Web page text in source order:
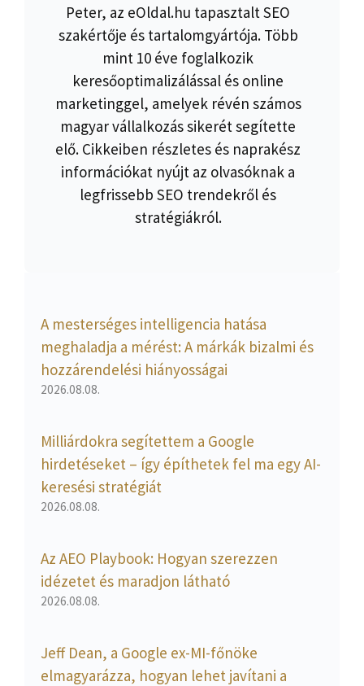
Peter, az eOldal.hu tapasztalt SEO
szakértője és tartalomgyártója. Több
mint 10 éve foglalkozik
keresőoptimalizálással és online
marketinggel, amelyek révén számos
magyar vállalkozás sikerét segítette
elő. Cikkeiben részletes és naprakész
információkat nyújt az olvasóknak a
legfrissebb SEO trendekről és
stratégiákról.
A mesterséges intelligencia hatása
meghaladja a mérést: A márkák bizalmi és
hozzárendelési hiányosságai
2026.08.08.
Milliárdokra segítettem a Google
hirdetéseket – így építhetek fel ma egy AI-
keresési stratégiát
2026.08.08.
Az AEO Playbook: Hogyan szerezzen
idézetet és maradjon látható
2026.08.08.
Jeff Dean, a Google ex-MI-főnöke
elmagyarázza, hogyan lehet javítani a